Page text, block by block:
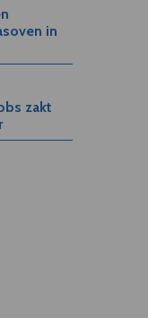
in
zakt